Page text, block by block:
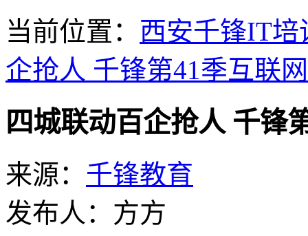
当前位置： 西安千锋IT培
企抢人 千锋第41季互联
四城联动百企抢人 千锋
来源： 千锋教育
发布人：方方